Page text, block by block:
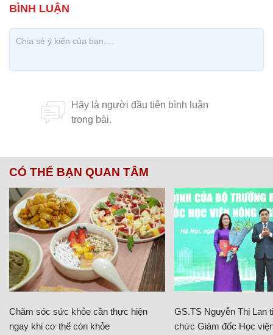
CÓ THỂ BẠN QUAN TÂM
Chăm sóc sức khỏe cần thực hiện
ngay khi cơ thể còn khỏe
GS.TS Nguyễn Thị Lan
chức Giám đốc Học